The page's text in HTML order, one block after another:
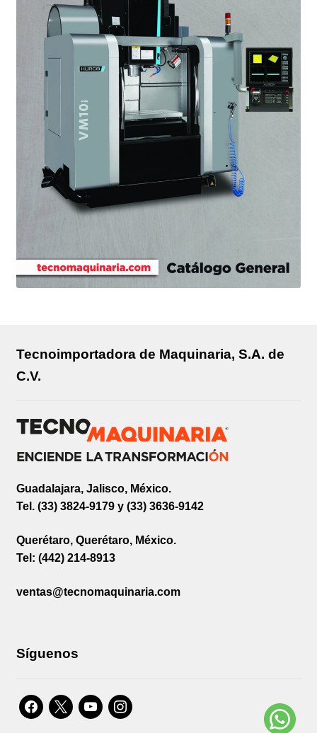
Tecnoimportadora de Maquinaria, S.A. de
C.V.
Guadalajara, Jalisco, México.
Tel. (33) 3824-9179 y (33) 3636-9142
Querétaro, Querétaro, México.
Tel: (442) 214-8913
ventas@tecnomaquinaria.com
Síguenos
facebook
x youtubeinstagram